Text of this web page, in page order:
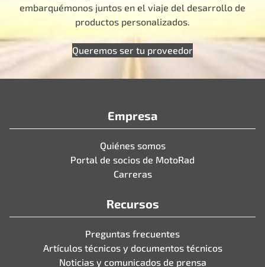
embarquémonos juntos en el viaje del desarrollo de
productos personalizados.
Queremos ser tu proveedor
Empresa
Quiénes somos
Portal de socios de MotoRad
Carreras
Recursos
Preguntas frecuentes
Artículos técnicos y documentos técnicos
Noticias y comunicados de prensa